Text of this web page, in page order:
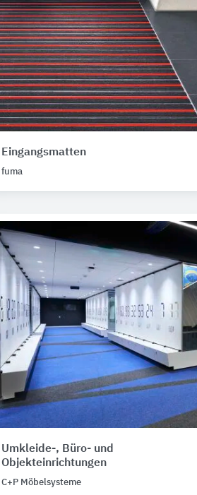
Eingangsmatten
fuma
Umkleide-, Büro- und
Objekteinrichtungen
C+P Möbelsysteme